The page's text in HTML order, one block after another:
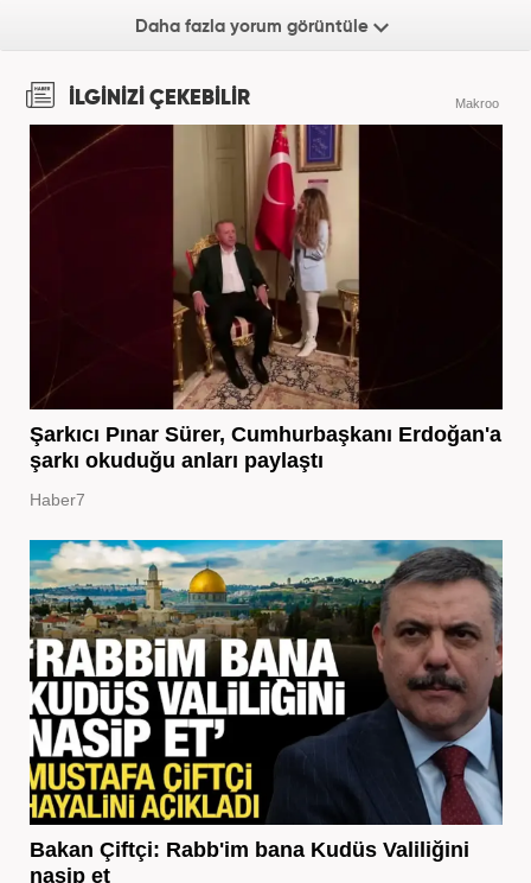
Daha fazla yorum görüntüle
İLGİNİZİ ÇEKEBİLİR Makroo
Şarkıcı Pınar Sürer, Cumhurbaşkanı Erdoğan'a
şarkı okuduğu anları paylaştı
Haber7
Bakan Çiftçi: Rabb'im bana Kudüs Valiliğini
nasip et